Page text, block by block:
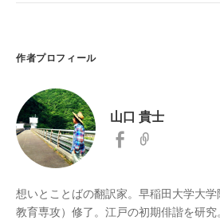
作者プロフィール
山口 貴士
想いとことばの翻訳家。早稲田大学大
教育専攻）修了。江戸の初期俳諧を研